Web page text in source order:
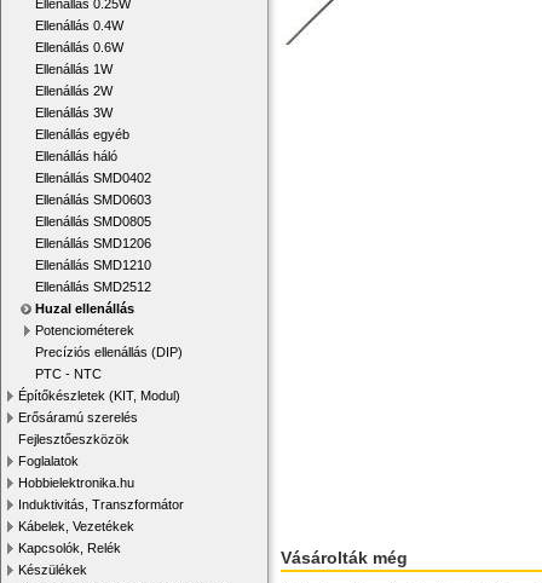
Ellenállás 0.25W
Ellenállás 0.4W
Ellenállás 0.6W
Ellenállás 1W
Ellenállás 2W
Ellenállás 3W
Ellenállás egyéb
Ellenállás háló
Ellenállás SMD0402
Ellenállás SMD0603
Ellenállás SMD0805
Ellenállás SMD1206
Ellenállás SMD1210
Ellenállás SMD2512
Huzal ellenállás
Potenciométerek
Precíziós ellenállás (DIP)
PTC - NTC
Építőkészletek (KIT, Modul)
Erősáramú szerelés
Fejlesztőeszközök
Foglalatok
Hobbielektronika.hu
Induktivitás, Transzformátor
Kábelek, Vezetékek
Kapcsolók, Relék
Készülékek
Vásárolták még